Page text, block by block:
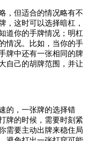
，但适合的情况略有不
，这时可以选择暗杠，
道你的手牌情况；明杠
情况。比如，当你的手
牌中还有一张相同的牌
自己的胡牌范围，并让
的，一张牌的选择错
牌的时候，需要时刻紧
需要主动出牌来稳住局